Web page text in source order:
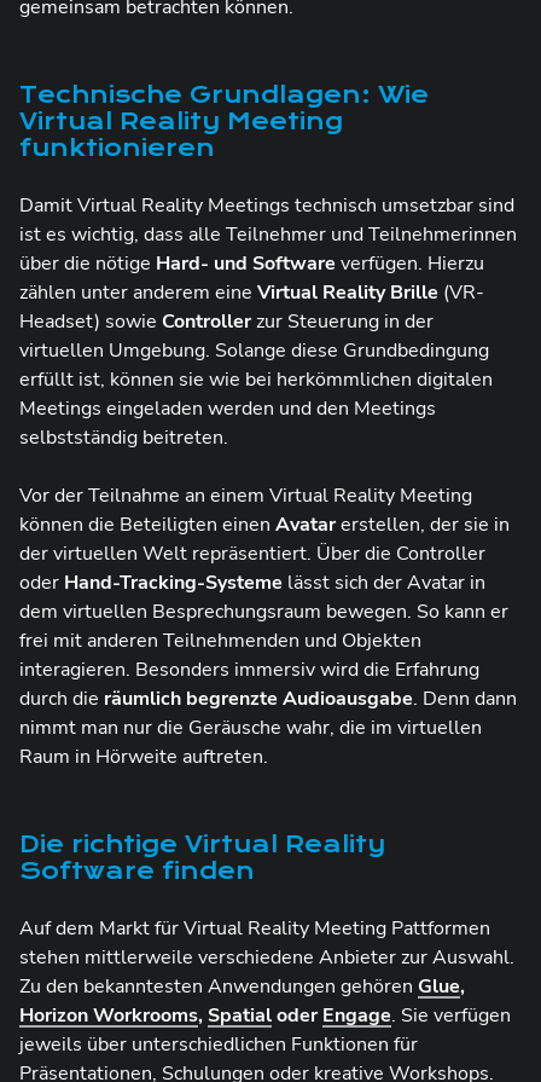
gemeinsam betrachten können.
Technische Grundlagen: Wie
Virtual Reality Meeting
funktionieren
Damit Virtual Reality Meetings technisch umsetzbar sind
ist es wichtig, dass alle Teilnehmer und Teilnehmerinnen
über die nötige Hard- und Software verfügen. Hierzu
zählen unter anderem eine Virtual Reality Brille (VR-
Headset) sowie Controllerzur Steuerung in der
virtuellen Umgebung. Solange diese Grundbedingung
erfüllt ist, können sie wie bei herkömmlichen digitalen
Meetings eingeladen werden und den Meetings
selbstständig beitreten.
Vor der Teilnahme an einem Virtual Reality Meeting
können die Beteiligten einen Avatarerstellen, der sie in
der virtuellen Welt repräsentiert. Über die Controller
oder Hand-Tracking-Systeme lässt sich der Avatar in
dem virtuellen Besprechungsraum bewegen. So kann er
frei mit anderen Teilnehmenden und Objekten
interagieren. Besonders immersiv wird die Erfahrung
durch die räumlich begrenzte Audioausgabe. Denn dann
nimmt man nur die Geräusche wahr, die im virtuellen
Raum in Hörweite auftreten.
Die richtige Virtual Reality
Software finden
Auf dem Markt für Virtual Reality Meeting Pattformen
stehen mittlerweile verschiedene Anbieter zur Auswahl.
Zu den bekanntesten Anwendungen gehören Glue,
Horizon Workrooms, SpatialoderEngage. Sie verfügen
jeweils über unterschiedlichen Funktionen für
Präsentationen, Schulungen oder kreative Workshops.